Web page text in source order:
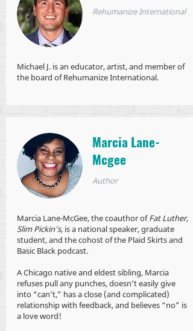
Rehumanize International
Michael J. is an educator, artist, and member of
the board of Rehumanize International.
Marcia Lane-
Mcgee
Author
Marcia Lane-McGee, the coauthor ofFat Luther,
Slim Pickin’s, is a national speaker, graduate
student, and the cohost of the Plaid Skirts and
Basic Black podcast.
A Chicago native and eldest sibling, Marcia
refuses pull any punches, doesn’t easily give
into “can’t,” has a close (and complicated)
relationship with feedback, and believes “no” is
a love word!